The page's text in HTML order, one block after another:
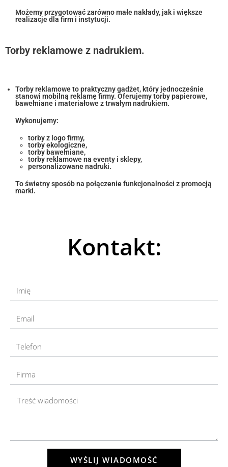
Możemy przygotować zarówno małe nakłady, jak i większe
realizacje dla firm i instytucji.
Torby reklamowe z nadrukiem.
Torby reklamowe to praktyczny gadżet, który jednocześnie
stanowi mobilną reklamę firmy. Oferujemy torby papierowe,
bawełniane i materiałowe z trwałym nadrukiem.
Wykonujemy:
torby z logo firmy,
torby ekologiczne,
torby bawełniane,
torby reklamowe na eventy i sklepy,
personalizowane nadruki.
To świetny sposób na połączenie funkcjonalności z promocją
marki.
Kontakt:
WYŚLIJ WIADOMOŚĆ